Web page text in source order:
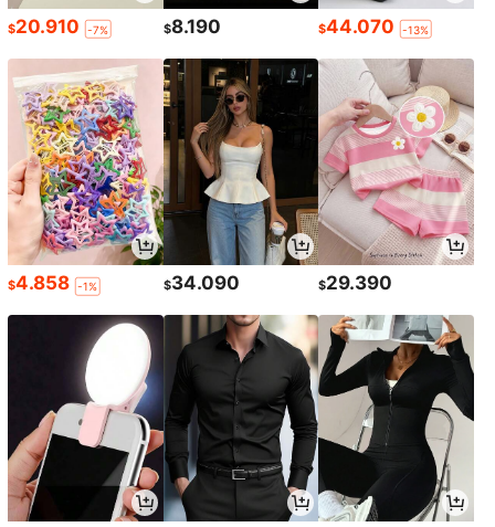
$20.910 -7% $8.190 $44.070 -13%
$4.858 -1% $34.090 $29.390